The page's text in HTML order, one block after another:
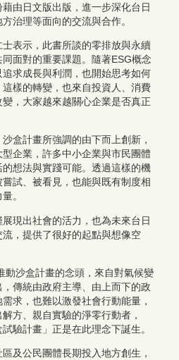
由日文版出版，進一步深化台日
治理等面向的交流與合作。
表示，此書所談的零排放與永續
面對的重要課題。隨著ESG概念
求成長與利潤，也開始思考如何
樣的轉變，也來自投資人、消費
，大家越來越關心企業是否真正
盒計畫所強調的由下而上創新，
企業，許多中小企業與市民團體
想法與實踐可能。透過這樣的機
試、被看見，也能與既有制度相
。
現出社會的活力，也為未來台日
，提供了很好的起點與想像空
動沙盒計畫的念頭，來自對氣候變
傳統由政府主導、由上而下的政
求，也難以激發社會行動能量，
方、親自實驗的淨零行動者，
驗計畫」正是在此理念下誕生。
及公民團體長期投入地方創生，